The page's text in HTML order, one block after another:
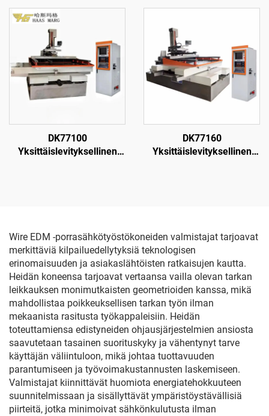
DK77100
Yksittäislevityksellinen
DK77160
Yksittäislevityksellinen
Wire EDM -porrasähkötyöstökoneiden valmistajat tarjoavat
merkittäviä kilpailuedellytyksiä teknologisen
erinomaisuuden ja asiakaslähtöisten ratkaisujen kautta.
Heidän koneensa tarjoavat vertaansa vailla olevan tarkan
leikkauksen monimutkaisten geometrioiden kanssa, mikä
mahdollistaa poikkeuksellisen tarkan työn ilman
mekaanista rasitusta työkappaleisiin. Heidän
toteuttamiensa edistyneiden ohjausjärjestelmien ansiosta
saavutetaan tasainen suorituskyky ja vähentynyt tarve
käyttäjän väliintuloon, mikä johtaa tuottavuuden
parantumiseen ja työvoimakustannusten laskemiseen.
Valmistajat kiinnittävät huomiota energiatehokkuuteen
suunnitelmissaan ja sisällyttävät ympäristöystävällisiä
piirteitä, jotka minimoivat sähkönkulutusta ilman